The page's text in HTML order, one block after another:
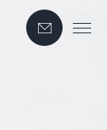
お問い合わせ